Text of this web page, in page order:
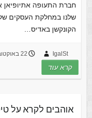
חברת התעופה אתיופיאן
שלנו במחלקת העסקים של
הקונקשן באדיס…
IgalSt 22 באוקטובר 2022
קרא עוד
אוהבים לקרא על